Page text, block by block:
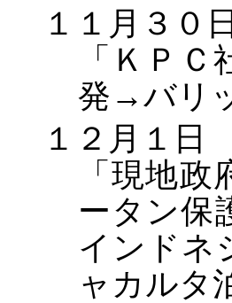
１１月３０日
「ＫＰ
発→バリ
１２月１日
「現地
ータン保
インドネ
ャカルタ